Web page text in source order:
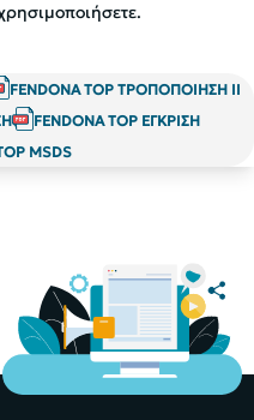
FENDONA TOP ΤΡΟΠΟΠΟΙΗΣΗ ΙΙ
FENDONA TOP ΕΓΚΡΙΣΗ
MSDS